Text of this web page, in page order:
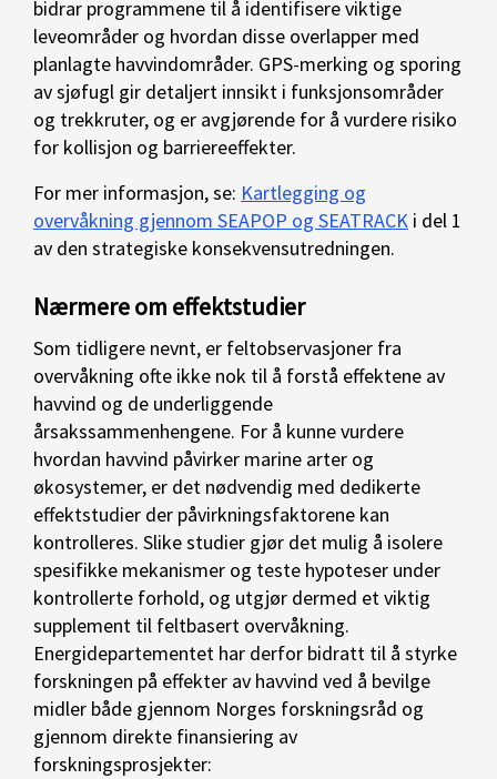
bidrar programmene til å identifisere viktige
leveområder og hvordan disse overlapper med
planlagte havvindområder. GPS-merking og sporing
av sjøfugl gir detaljert innsikt i funksjonsområder
og trekkruter, og er avgjørende for å vurdere risiko
for kollisjon og barriereeffekter.
For mer informasjon, se: Kartlegging og
overvåkning gjennom SEAPOP og SEATRACK i del 1
av den strategiske konsekvensutredningen.
Nærmere om effektstudier
Som tidligere nevnt, er feltobservasjoner fra
overvåkning ofte ikke nok til å forstå effektene av
havvind og de underliggende
årsakssammenhengene. For å kunne vurdere
hvordan havvind påvirker marine arter og
økosystemer, er det nødvendig med dedikerte
effektstudier der påvirkningsfaktorene kan
kontrolleres. Slike studier gjør det mulig å isolere
spesifikke mekanismer og teste hypoteser under
kontrollerte forhold, og utgjør dermed et viktig
supplement til feltbasert overvåkning.
Energidepartementet har derfor bidratt til å styrke
forskningen på effekter av havvind ved å bevilge
midler både gjennom Norges forskningsråd og
gjennom direkte finansiering av
forskningsprosjekter: